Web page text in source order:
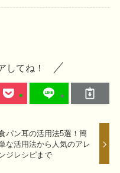
してね！
パン耳の活用法5選！簡
な活用法から人気のアレ
ジレシピまで